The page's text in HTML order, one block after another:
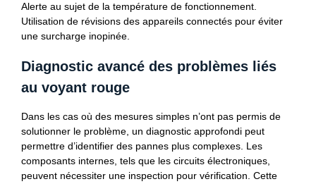
Alerte au sujet de la température de fonctionnement.
Utilisation de révisions des appareils connectés pour éviter
une surcharge inopinée.
Diagnostic avancé des problèmes liés
au voyant rouge
Dans les cas où des mesures simples n’ont pas permis de
solutionner le problème, un diagnostic approfondi peut
permettre d’identifier des pannes plus complexes. Les
composants internes, tels que les circuits électroniques,
peuvent nécessiter une inspection pour vérification. Cette